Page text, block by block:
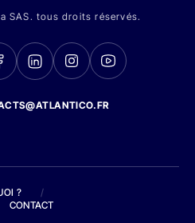
SAS. tous droits réservés.
?
/
CONTACT